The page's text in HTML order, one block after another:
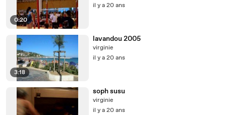
0:20
il y a 20 ans
3:18
lavandou 2005
virginie
il y a 20 ans
soph susu
virginie
il y a 20 ans